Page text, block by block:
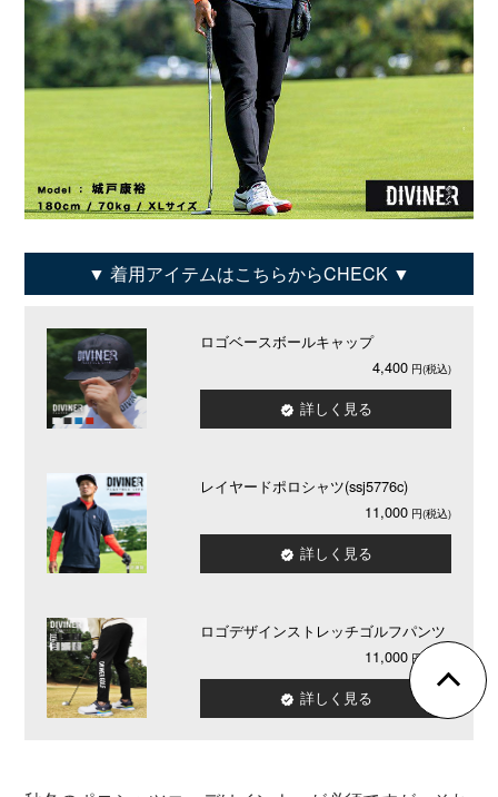
着用アイテムはこちらからCHECK
ロゴベースボールキャップ
4,400
詳しく見る
レイヤードポロシャツ(ssj5776c)
11,000
詳しく見る
ロゴデザインストレッチゴルフパンツ
11,000
詳しく見る